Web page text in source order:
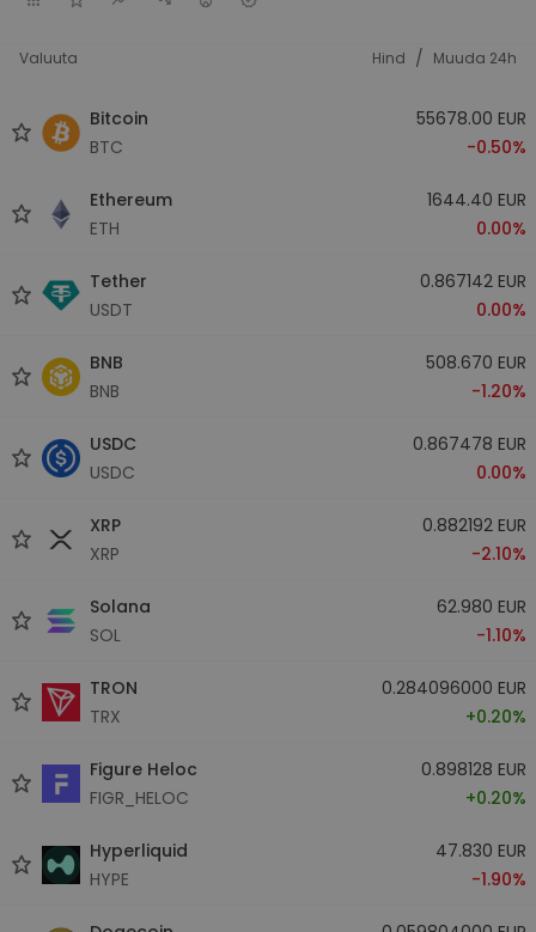
Valuuta Hind / Muuda 24h
Bitcoin
BTC
55678.00 EUR
-0.50%
Ethereum
ETH
1644.40 EUR
0.00%
Tether
USDT
0.867142 EUR
0.00%
BNB
BNB
508.670 EUR
-1.20%
USDC
USDC
0.867478 EUR
0.00%
XRP
XRP
0.882192 EUR
-2.10%
Solana
SOL
62.980 EUR
-1.10%
TRON
TRX
0.284096000 EUR
+0.20%
Figure Heloc
FIGR_HELOC
0.898128 EUR
+0.20%
Hyperliquid
HYPE
47.830 EUR
-1.90%